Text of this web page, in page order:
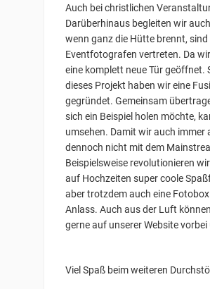
Auch bei christlichen
Darüberhinaus begleiten wir
wenn ganz die Hütte brennt,
Eventfotografen vertreten. Da
eine komplett neue Tür
dieses Projekt haben wir eine
gegründet. Gemeinsam
sich ein Beispiel holen möchte,
umsehen. Damit wir auch immer
dennoch nicht mit dem
Beispielsweise revolutionieren
auf Hochzeiten super coole
aber trotzdem auch eine
Anlass. Auch aus der Luft
gerne auf unserer Website
Viel Spaß beim weiteren